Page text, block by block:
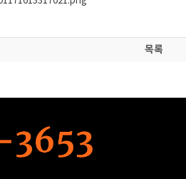
목록